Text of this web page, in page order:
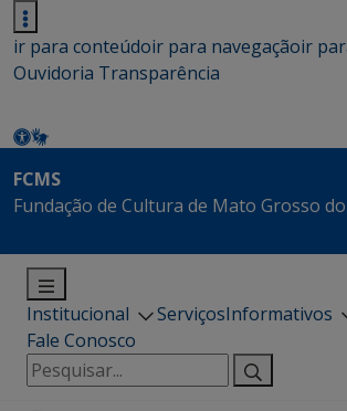
ir para conteúdoir para navegaçãoir
Ouvidoria Transparência
FCMS
Fundação de Cultura de Mato Grosso
Institucional ServiçosInformativos
Fale Conosco
Pesquisar
por: